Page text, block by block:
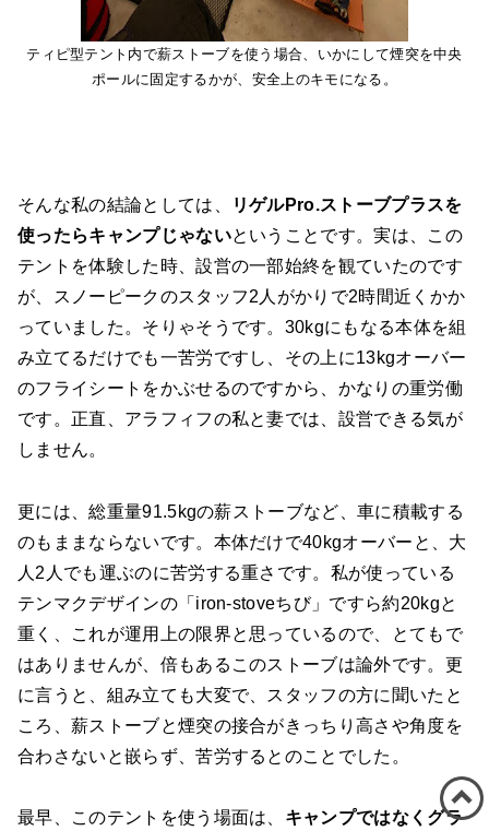
ティピ型テント内で薪ストーブを使う場合、いかにして煙突を中央
ポールに固定するかが、安全上のキモになる。
そんな私の結論としては、
リゲルPro.ストーブプラスを
使ったらキャンプじゃないということです。実は、この
テントを体験した時、設営の一部始終を観ていたのです
が、スノーピークのスタッフ2人がかりで2時間近くかか
っていました。そりゃそうです。30kgにもなる本体を組
み立てるだけでも一苦労ですし、その上に13kgオーバー
のフライシートをかぶせるのですから、かなりの重労働
です。正直、アラフィフの私と妻では、設営できる気が
しません。
更には、総重量91.5kgの薪ストーブなど、車に積載する
のもままならないです。本体だけで40kgオーバーと、大
人2人でも運ぶのに苦労する重さです。私が使っている
テンマクデザインの「iron-stoveちび」ですら約20kgと
重く、これが運用上の限界と思っているので、とてもで
はありませんが、倍もあるこのストーブは論外です。更
に言うと、組み立ても大変で、スタッフの方に聞いたと
ころ、薪ストーブと煙突の接合がきっちり高さや角度を
合わさないと嵌らず、苦労するとのことでした。
最早、このテントを使う場面は、 キャンプではなくグラ